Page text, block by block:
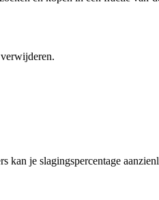
kan je slagingspercentage